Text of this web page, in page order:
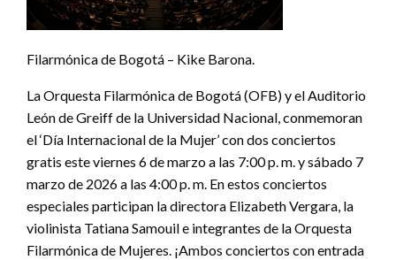
Filarmónica de Bogotá – Kike Barona.
La Orquesta Filarmónica de Bogotá (OFB) y el Auditorio
León de Greiff de la Universidad Nacional, conmemoran
el ‘Día Internacional de la Mujer’ con dos conciertos
gratis este viernes 6 de marzo a las 7:00 p. m. y sábado 7
marzo de 2026 a las 4:00 p. m. En estos conciertos
especiales participan la directora Elizabeth Vergara, la
violinista Tatiana Samouil e integrantes de la Orquesta
Filarmónica de Mujeres. ¡Ambos conciertos con entrada